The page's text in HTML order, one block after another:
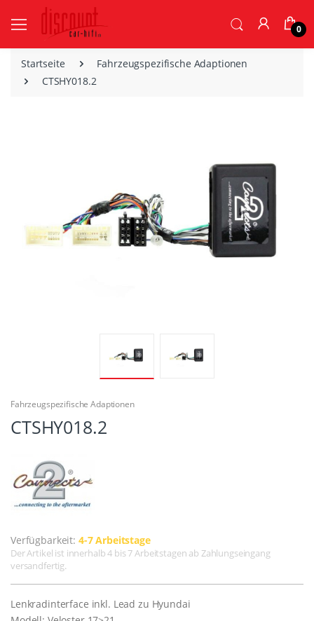
0
Startseite
Fahrzeugspezifische Adaptionen
CTSHY018.2
Fahrzeugspezifische Adaptionen
CTSHY018.2
Verfügbarkeit: 4-7 Arbeitstage
Der Artikel ist innerhalb 4 bis 7 Arbeitstagen ab Zahlungseingang
versandfertig.
Lenkradinterface inkl. Lead zu Hyundai